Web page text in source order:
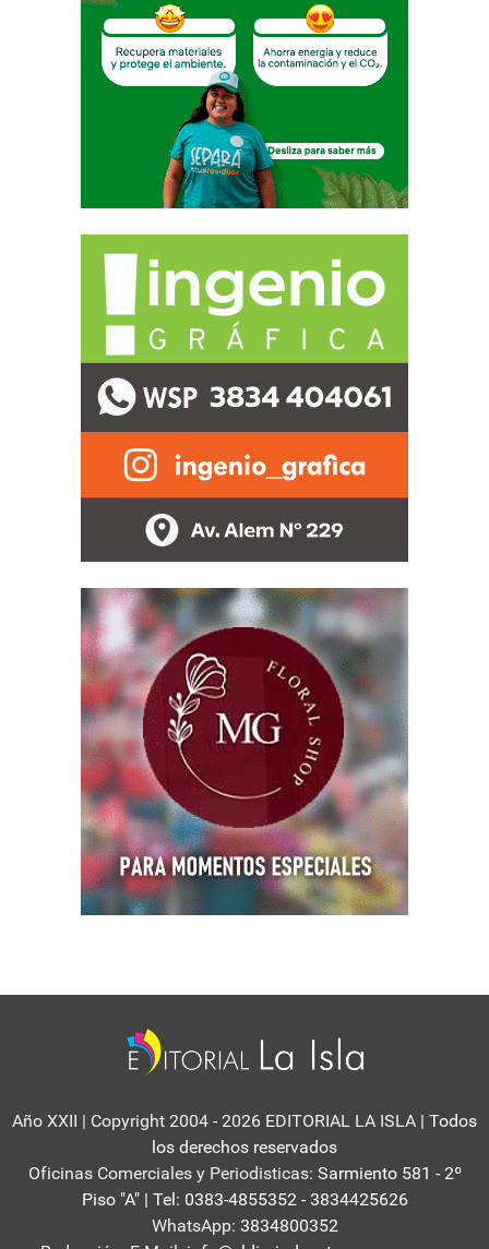
Año XXII | Copyright 2004 - 2026 EDITORIAL LA ISLA | Todos
los derechos reservados
Oficinas Comerciales y Periodisticas: Sarmiento 581 - 2º
Piso "A" | Tel: 0383-4855352 - 3834425626
WhatsApp: 3834800352